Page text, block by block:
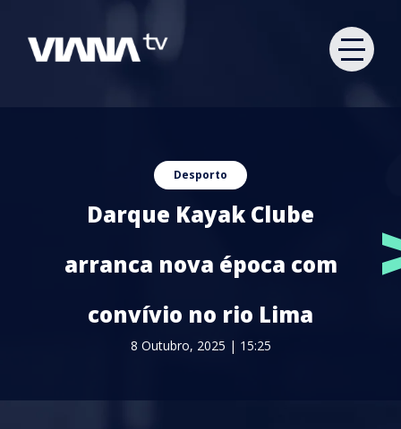
Desporto
Darque Kayak Clube
arranca nova época com
convívio no rio Lima
8 Outubro, 2025 | 15:25